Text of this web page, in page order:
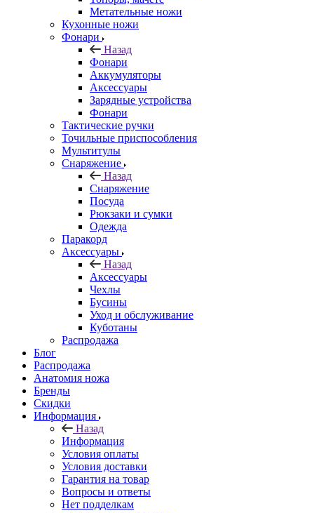
Метательные ножи
Кухонные ножи
Фонари
Назад
Фонари
Аккумуляторы
Аксессуары
Зарядные устройства
Фонари
Тактические ручки
Точильные приспособления
Мультитулы
Снаряжение
Назад
Снаряжение
Посуда
Рюкзаки и сумки
Одежда
Паракорд
Аксессуары
Назад
Аксессуары
Чехлы
Бусины
Уход и обслуживание
Куботаны
Распродажа
Блог
Распродажа
Анатомия ножа
Бренды
Скидки
Информация
Назад
Информация
Условия оплаты
Условия доставки
Гарантия на товар
Вопросы и ответы
Нет подделкам